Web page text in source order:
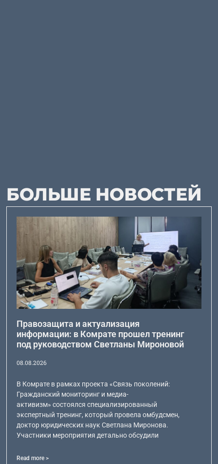
БОЛЬШЕ НОВОСТЕЙ
Правозащита и актуализация
информации: в Комрате прошел тренинг
под руководством Светланы Мироновой
08.08.2026
В Комрате в рамках проекта «Связь поколений:
Гражданский мониторинг и медиа-
активизм» состоялся специализированный
экспертный тренинг, который провела омбудсмен,
доктор юридических наук Светлана Миронова.
Участники мероприятия детально обсудили
Read more >